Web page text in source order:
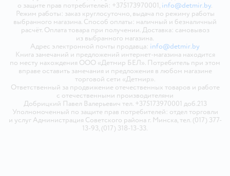
о защите прав потребителей: +375173970001, info@detmir.by.
Режим работы: заказ круглосуточно, выдача по режиму работы
выбранного магазина. Способ оплаты: наличный и безналичный
расчёт. Оплата товара при получении. Доставка: самовывоз
из выбранного магазина.
Адрес электронной почты продавца: info@detmir.by
Книга замечаний и предложений интернет-магазина находится
по месту нахождения ООО «Детмир БЕЛ». Потребитель при этом
вправе оставить замечания и предложения в любом магазине
торговой сети «Детмир».
Ответственный за продвижение отечественных товаров и работе
с отечественными производителями
Добрицкий Павел Валерьевич тел. +375173970001 доб.213
Уполномоченный по защите прав потребителей: отдел торговли
и услуг Администрация Советского района г. Минска, тел. (017) 377-
13-93, (017) 318-13-33.